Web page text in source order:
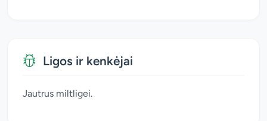
Ligos ir kenkėjai
Jautrus miltligei.